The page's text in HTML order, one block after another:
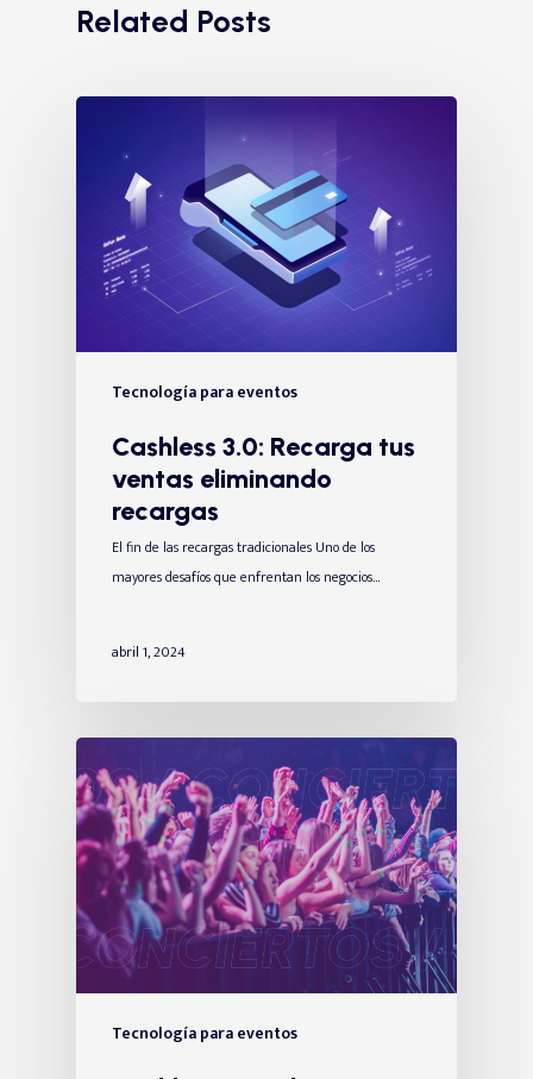
Related Posts
Tecnología para eventos
Cashless 3.0: Recarga tus
ventas eliminando
recargas
El fin de las recargas tradicionales Uno de los
mayores desafíos que enfrentan los negocios…
abril 1, 2024
Tecnología para eventos